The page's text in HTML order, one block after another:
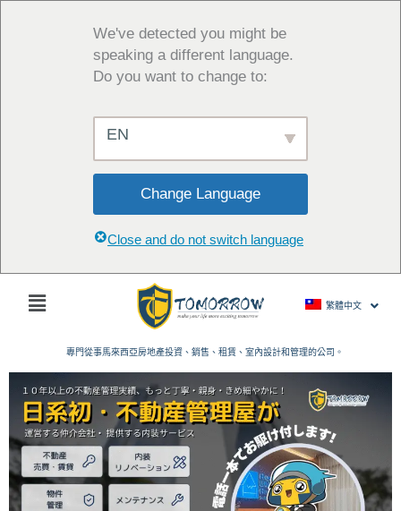
We've detected you might be
speaking a different language.
Do you want to change to:
EN
Change Language
Close and do not switch language
主
繁體中文
專門從事馬來西亞房地產投資、銷售、租賃、室內設計和管理的公司。